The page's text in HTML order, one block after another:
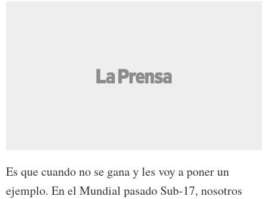
Es que cuando no se gana y les voy a poner un
ejemplo. En el Mundial pasado Sub-17, nosotros